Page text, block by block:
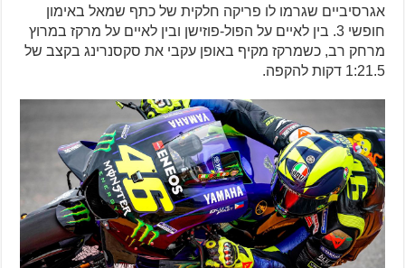
אגרסיביים שגרמו לו פריקה חלקית של כתף שמאל באימון
חופשי 3. בין לאיים על הפול-פוזישן ובין לאיים על מרקז במרוץ
מרחק רב, כשמרקז מקיף באופן עקבי את סקסנרינג בקצב של
1:21.5 דקות להקפה.